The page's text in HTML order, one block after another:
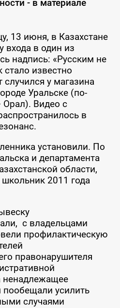
- в материале
13 июня, в Казахстане
входа в один из
надпись: «Русским не
стало известно
случился у магазина
Уральске (по-
Орал). Видео с
в
установили. По
и департамента
области,
2011 года
с владельцами
профилактическую
правонарушителя
ненадлежащее
пообещали усилить
случаями